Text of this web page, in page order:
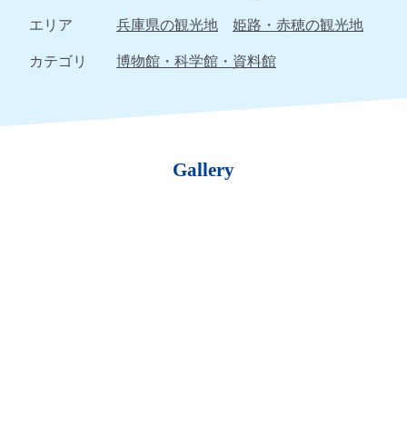
エリア
兵庫県の観光地
姫路・赤穂の観光地
カテゴリ
博物館・科学館・資料館
Gallery